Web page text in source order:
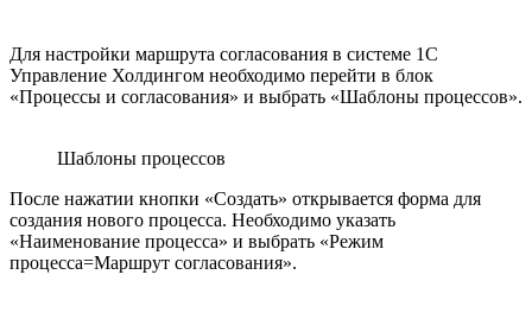
Для настройки маршрута согласования в системе 1С
Управление Холдингом необходимо перейти в блок
«Процессы и согласования» и выбрать «Шаблоны процессов».
Шаблоны процессов
После нажатии кнопки «Создать» открывается форма для
создания нового процесса. Необходимо указать
«Наименование процесса» и выбрать «Режим
процесса=Маршрут согласования».